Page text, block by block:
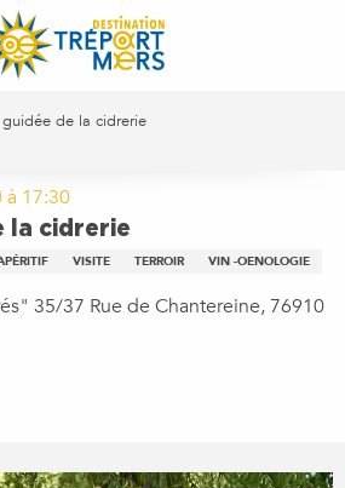
de la cidrerie
à 17:30
la cidrerie
VISITE TERROIR VIN -OENOLOGIE
35/37 Rue de Chantereine, 76910
favoris